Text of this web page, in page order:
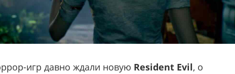
игр давно ждали новую Resident Evil, о